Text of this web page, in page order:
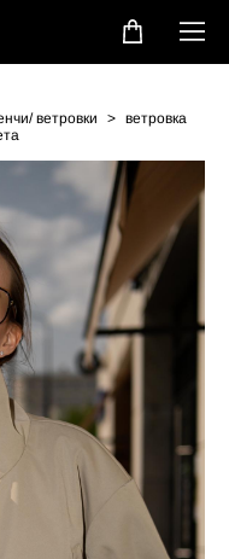
ветровки > ветровка